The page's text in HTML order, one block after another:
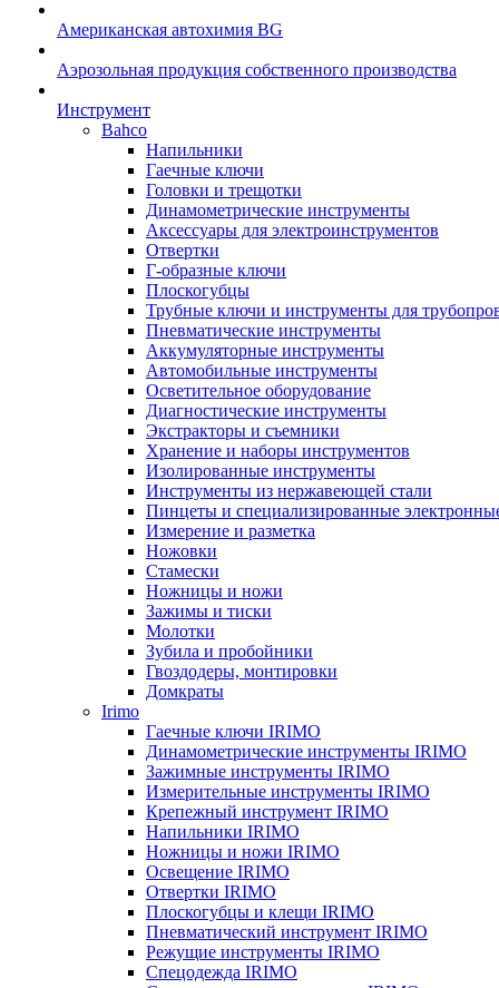
Американская автохимия BG
Аэрозольная продукция собственного производства
Инструмент
Bahco
Напильники
Гаечные ключи
Головки и трещотки
Динамометрические инструменты
Аксессуары для электроинструментов
Отвертки
Г-образные ключи
Плоскогубцы
Трубные ключи и инструменты для
Пневматические инструменты
Аккумуляторные инструменты
Автомобильные инструменты
Осветительное оборудование
Диагностические инструменты
Экстракторы и съемники
Хранение и наборы инструментов
Изолированные инструменты
Инструменты из нержавеющей стали
Пинцеты и специализированные
Измерение и разметка
Ножовки
Стамески
Ножницы и ножи
Зажимы и тиски
Молотки
Зубила и пробойники
Гвоздодеры, монтировки
Домкраты
Irimo
Гаечные ключи IRIMO
Динамометрические инструменты IRIMO
Зажимные инструменты IRIMO
Измерительные инструменты IRIMO
Крепежный инструмент IRIMO
Напильники IRIMO
Ножницы и ножи IRIMO
Освещение IRIMO
Отвертки IRIMO
Плоскогубцы и клещи IRIMO
Пневматический инструмент IRIMO
Режущие инструменты IRIMO
Спецодежда IRIMO